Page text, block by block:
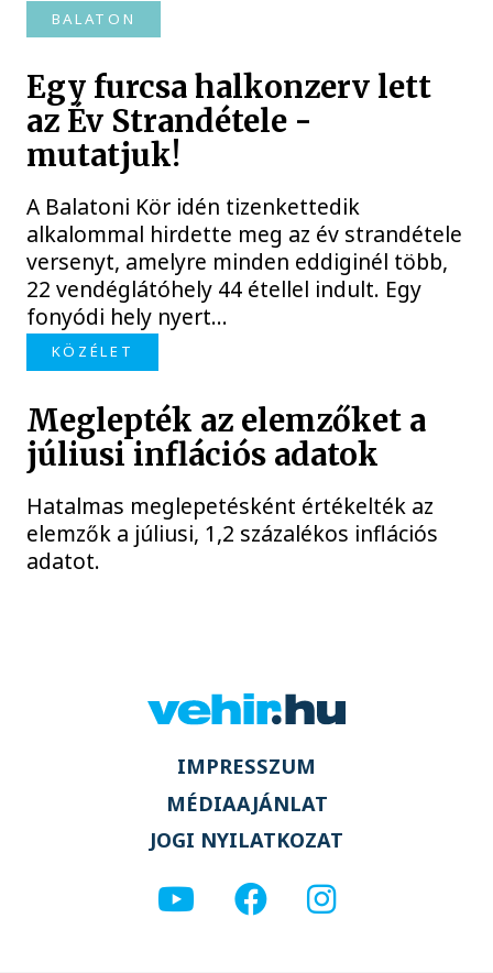
BALATON
Egy furcsa halkonzerv lett
az Év Strandétele -
mutatjuk!
A Balatoni Kör idén tizenkettedik
alkalommal hirdette meg az év strandétele
versenyt, amelyre minden eddiginél több,
22 vendéglátóhely 44 étellel indult. Egy
fonyódi hely nyert...
KÖZÉLET
Meglepték az elemzőket a
júliusi inflációs adatok
Hatalmas meglepetésként értékelték az
elemzők a júliusi, 1,2 százalékos inflációs
adatot.
IMPRESSZUM
MÉDIAAJÁNLAT
JOGI NYILATKOZAT